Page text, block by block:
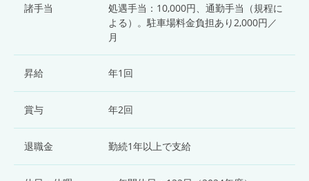
諸手当
処遇手当：10,000円、通勤手当（規程に
よる）。駐車場料金負担あり2,000円／
月
昇給 年1回
賞与 年2回
退職金 勤続1年以上で支給